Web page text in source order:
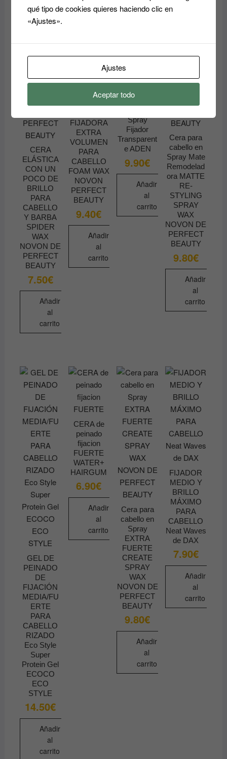
CERA
ELÁSTICA
CON UN
POCO DE
BRILLO
PARA
CABELLO
Y BARBA
SPIDER
WAX
NOVON DE
PERFECT
BEAUTY
7.50€
Añadir
al
carrito
FIJADORA
EXTRA
VOLUMEN
PARA
CABELLO
FOAM WAX
NOVON
PERFECT
BEAUTY
9.40€
Añadir
al
carrito
BASE DE
MAQUILLA
Maquillaje
Spray
Fijador
Transparent
e ADEN
9.90€
Añadir
al
carrito
Cera para
cabello en
Spray Mate
Remodelad
ora MATTE
RE-
STYLING
SPRAY
WAX
NOVON DE
PERFECT
BEAUTY
9.80€
Añadir
al
carrito
GEL DE
PEINADO
DE
FIJACIÓN
MEDIA/FU
ERTE
PARA
CABELLO
RIZADO
Eco Style
Super
Protein Gel
ECOCO
ECO
STYLE
14.50€
Añadir
al
carrito
CERA de
peinado
fijacion
FUERTE
WATER+
HAIRGUM
6.90€
Añadir
al
carrito
Cera para
cabello en
Spray
EXTRA
FUERTE
CREATE
SPRAY
WAX
NOVON DE
PERFECT
BEAUTY
9.80€
Añadir
al
carrito
FIJADOR
MEDIO Y
BRILLO
MÁXIMO
PARA
CABELLO
Neat Waves
de DAX
7.90€
Añadir
al
carrito
qué tipo de cookies quieres haciendo clic en
«Ajustes».
Ajustes
Aceptar todo